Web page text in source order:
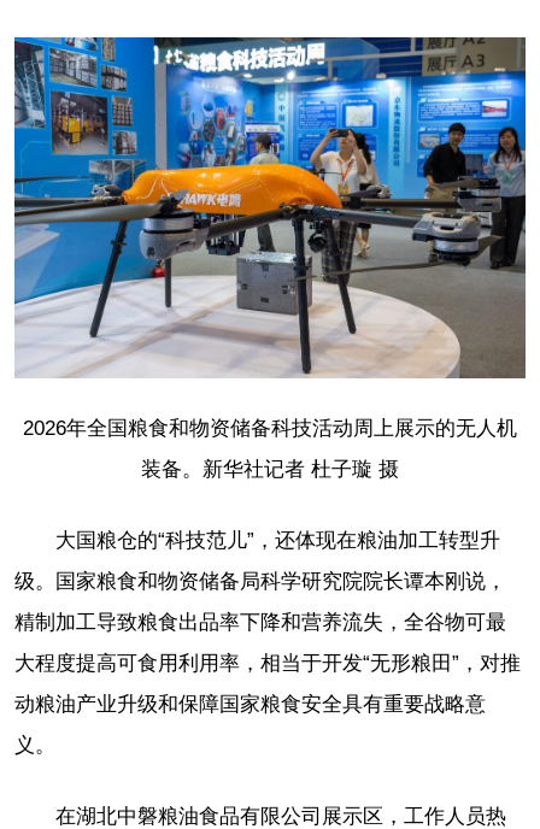
2026年全国粮食和物资储备科技活动周上展示的无人机
装备。新华社记者 杜子璇 摄
大国粮仓的“科技范儿”，还体现在粮油加工转型升
级。国家粮食和物资储备局科学研究院院长谭本刚说，
精制加工导致粮食出品率下降和营养流失，全谷物可最
大程度提高可食用利用率，相当于开发“无形粮田”，对推
动粮油产业升级和保障国家粮食安全具有重要战略意
义。
在湖北中磐粮油食品有限公司展示区，工作人员热